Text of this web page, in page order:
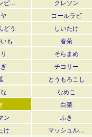
ピ…
クレソン
コールラビ
どう
しいたけ
も
春菊
そらまめ
チコリー
とうもろこし
なめこ
白菜
ン
ふき
け
マッシュル…